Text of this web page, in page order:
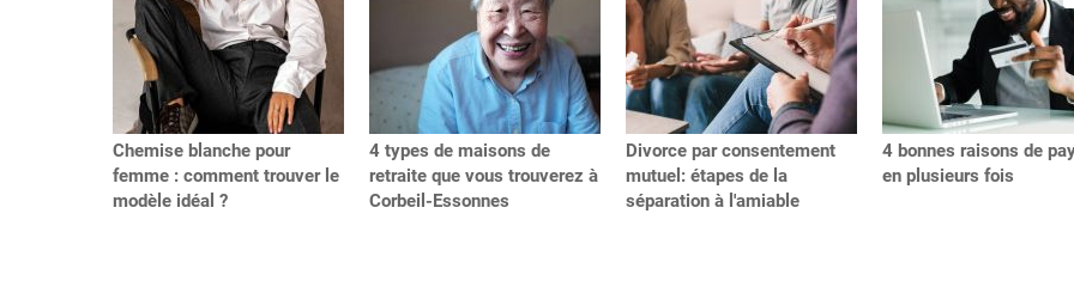
Chemise blanche pour
femme : comment trouver le
modèle idéal ?
4 types de maisons de
retraite que vous trouverez à
Corbeil-Essonnes
Divorce par consentement
mutuel: étapes de la
séparation à l'amiable
4 bonnes raisons de
en plusieurs fois